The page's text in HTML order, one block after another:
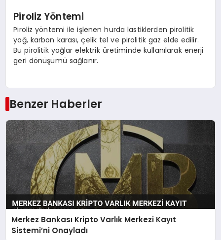
Piroliz Yöntemi
Piroliz yöntemi ile işlenen hurda lastiklerden pirolitik
yağ, karbon karası, çelik tel ve pirolitik gaz elde edilir.
Bu pirolitik yağlar elektrik üretiminde kullanılarak enerji
geri dönüşümü sağlanır.
Benzer Haberler
Merkez Bankası Kripto Varlık Merkezi Kayıt
Sistemi’ni Onayladı